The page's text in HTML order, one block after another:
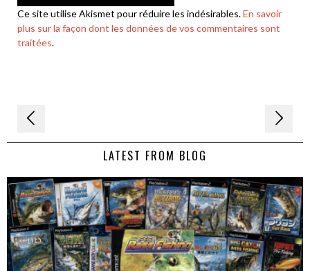
Ce site utilise Akismet pour réduire les indésirables.En savoir
plus sur la façon dont les données de vos commentaires sont
traitées.
Navigation
de LATEST FROM BLOG